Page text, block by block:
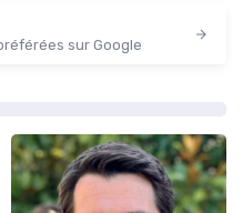
sur Google